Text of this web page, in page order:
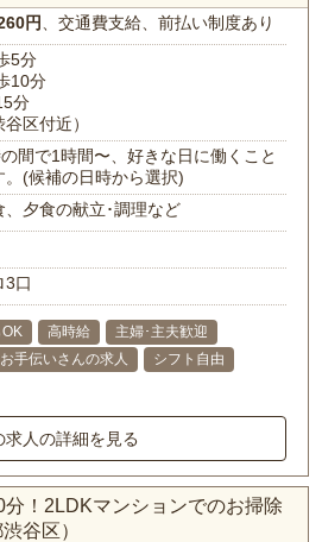
円 、交通費支給、前払い制度あり
5分
10分
分
谷区付近）
間で1時間〜、好きな日に働くこと
。(候補の日時から選択)
、夕食の献立･調理など
3口
高時給
主婦･主夫歓迎
お手伝いさんの求人
シフト自由
求人の詳細を見る
！2LDKマンションでのお掃除
谷区）